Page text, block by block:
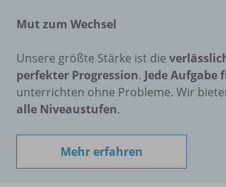
Mut zum Wechsel
Unsere größte Stärke ist die
perfekter Progression. Jede
unterrichten ohne Probleme. Wir
alle Niveaustufen.
Mehr erfahren